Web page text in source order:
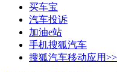
买车宝
汽车投诉
加油e站
手机搜狐汽车
搜狐汽车移动应用>>